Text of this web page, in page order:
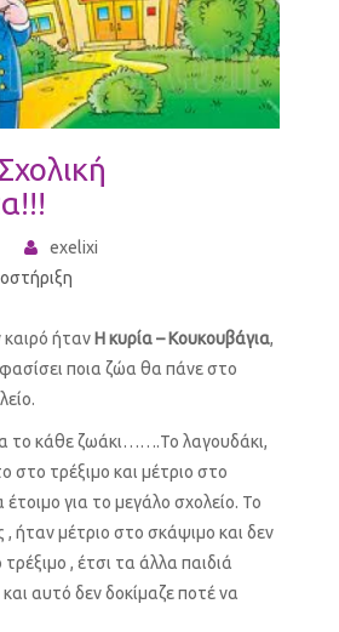
exelixi
ήταν Η κυρία – Κουκουβάγια,
ποια ζώα θα πάνε στο
το κάθε ζωάκι…….Το λαγουδάκι,
στο τρέξιμο και μέτριο στο
για το μεγάλο σχολείο. Το
, ήταν μέτριο στο σκάψιμο και δεν
, έτσι τα άλλα παιδιά
αυτό δεν δοκίμαζε ποτέ να